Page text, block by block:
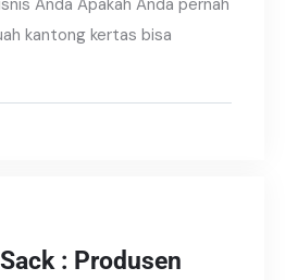
kantong kertas bisa
: Produsen